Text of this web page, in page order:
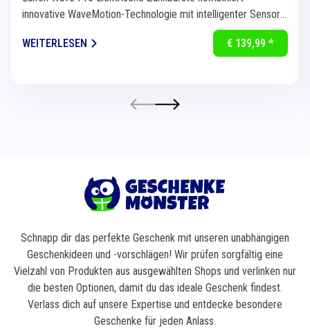
innovative WaveMotion-Technologie mit intelligenter Sensorik
WEITERLESEN
€ 139,99 *
Schnapp dir das perfekte Geschenk mit unseren unabhängigen
Geschenkideen und -vorschlägen! Wir prüfen sorgfältig eine
Vielzahl von Produkten aus ausgewählten Shops und verlinken nur
die besten Optionen, damit du das ideale Geschenk findest.
Verlass dich auf unsere Expertise und entdecke besondere
Geschenke für jeden Anlass.